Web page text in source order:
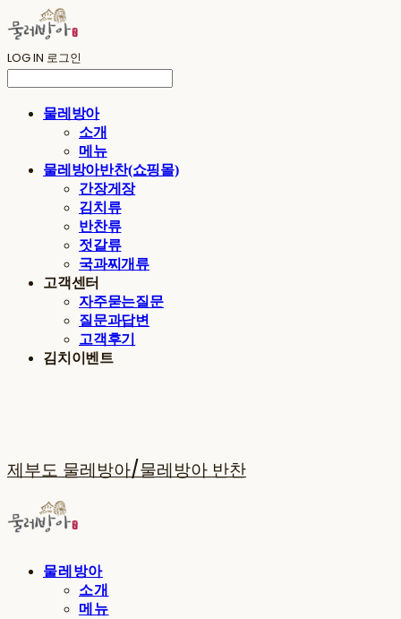
LOG IN 로그인
물레방아
소개
메뉴
물레방아반찬(쇼핑몰)
간장게장
김치류
반찬류
젓갈류
국과찌개류
고객센터
자주묻는질문
질문과답변
고객후기
김치이벤트
제부도 물레방아/물레방아 반찬
물레방아
소개
메뉴